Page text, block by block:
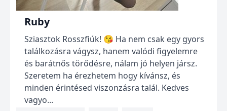
Ruby
Sziasztok Rosszfiúk! 😘 Ha nem csak egy gyors
találkozásra vágysz, hanem valódi figyelemre
és barátnős törődésre, nálam jó helyen jársz.
Szeretem ha érezhetem hogy kívánsz, és
minden érintésed viszonzásra talál. Kedves
vagyo...